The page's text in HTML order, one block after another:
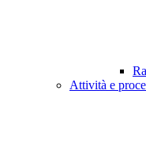
Attività e